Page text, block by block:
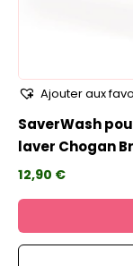
Ajouter aux
SaverWash
laver Chogan
12,90 €